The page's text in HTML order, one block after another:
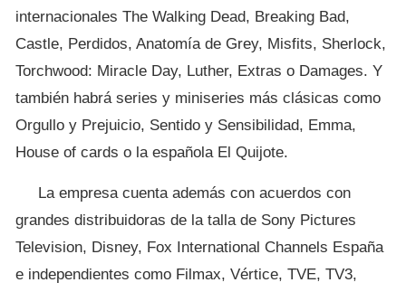
internacionales The Walking Dead, Breaking Bad,
Castle, Perdidos, Anatomía de Grey, Misfits, Sherlock,
Torchwood: Miracle Day, Luther, Extras o Damages. Y
también habrá series y miniseries más clásicas como
Orgullo y Prejuicio, Sentido y Sensibilidad, Emma,
House of cards o la española El Quijote.
La empresa cuenta además con acuerdos con
grandes distribuidoras de la talla de Sony Pictures
Television, Disney, Fox International Channels España
e independientes como Filmax, Vértice, TVE, TV3,